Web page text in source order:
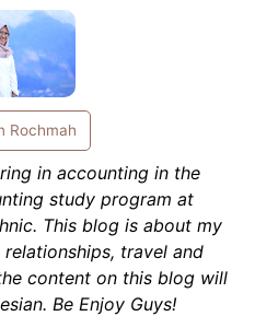
Rochmah
in accounting in the
study program at
This blog is about my
travel and
content on this blog will
Be Enjoy Guys!